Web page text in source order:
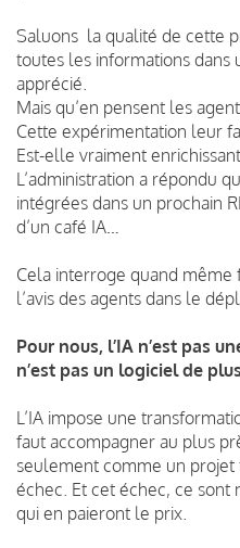
Saluons la qualité de cette
toutes les informations dans
apprécié.
Mais qu’en pensent les
Cette expérimentation leur
Est-elle vraiment
L’administration a répondu
intégrées dans un prochain
d’un café IA…
Cela interroge quand
l’avis des agents dans le
Pour nous, l’IA n’est pas
n’est pas un logiciel de
L’IA impose une
faut accompagner au plus
seulement comme un projet
échec. Et cet échec, ce sont
qui en paieront le prix.